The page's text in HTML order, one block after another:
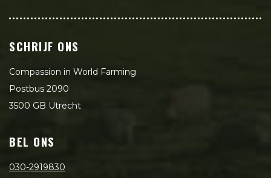
SCHRIJF ONS
Compassion in World Farming
Postbus 2090
3500 GB Utrecht
BEL ONS
030-2919830